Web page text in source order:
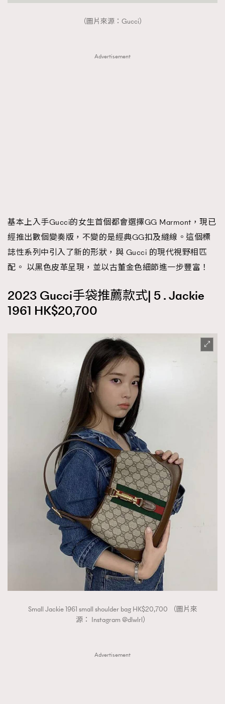
TRENDING
AFrenchMind
DressLikeAParisienne
FashionWeek FigaroAesthetic
（圖片來源：Gucci）
Advertisement
基本上入手Gucci的女生首個都會選擇GG Marmont，現已
經推出數個變奏版，不變的是經典GG扣及縫線。這個標
誌性系列中引入了新的形狀，與 Gucci 的現代視野相匹
配。 以黑色皮革呈現，並以古董金色細節進一步豐富！
2023 Gucci手袋推薦款式| 5 . Jackie
1961 HK$20,700
Small Jackie 1961 small shoulder bag HK$20,700 （圖片來
源： Instagram @dlwlrl）
Advertisement